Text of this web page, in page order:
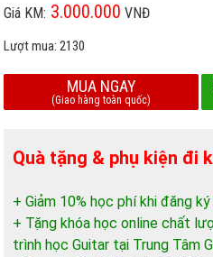
Giá KM: 3.000.000 VNĐ
Lượt mua:2130
MUA NGAY
(Giao hàng toàn quốc)
Quà tặng & phụ kiện đi
+ Giảm 10% học phí khi đăng
+ Tặng khóa học online chất
trình học Guitar tại Trung Tâm